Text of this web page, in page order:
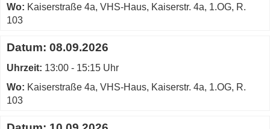
Wo: Kaiserstraße 4a, VHS-Haus, Kaiserstr. 4a, 1.OG, R.
103
Datum: 08.09.2026
Uhrzeit: 13:00 - 15:15 Uhr
Wo: Kaiserstraße 4a, VHS-Haus, Kaiserstr. 4a, 1.OG, R.
103